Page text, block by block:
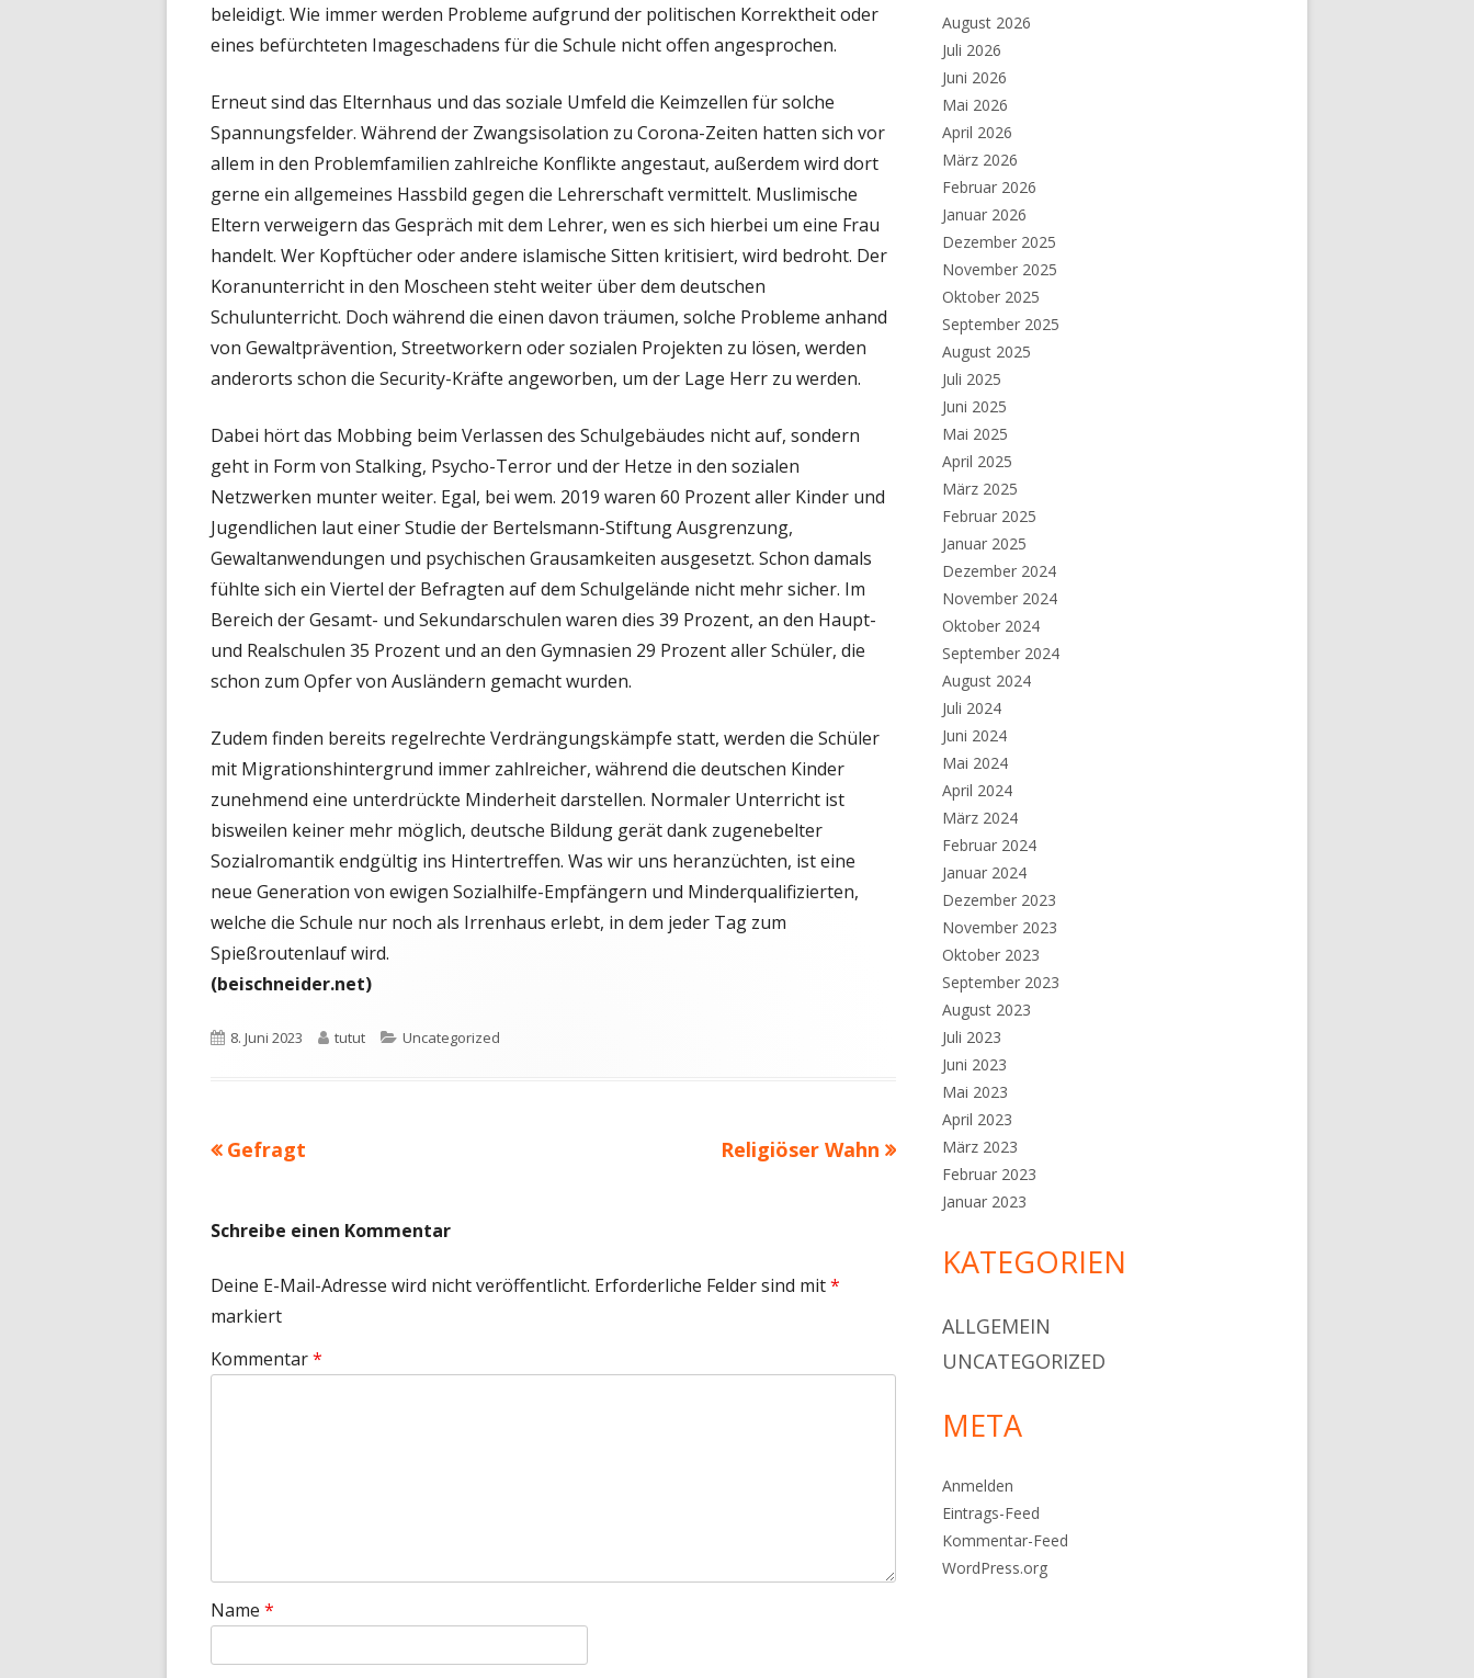
beleidigt. Wie immer werden Probleme aufgrund der politischen Korrektheit oder
eines befürchteten Imageschadens für die Schule nicht offen angesprochen.
Erneut sind das Elternhaus und das soziale Umfeld die Keimzellen für solche
Spannungsfelder. Während der Zwangsisolation zu Corona-Zeiten hatten sich vor
allem in den Problemfamilien zahlreiche Konflikte angestaut, außerdem wird dort
gerne ein allgemeines Hassbild gegen die Lehrerschaft vermittelt. Muslimische
Eltern verweigern das Gespräch mit dem Lehrer, wen es sich hierbei um eine Frau
handelt. Wer Kopftücher oder andere islamische Sitten kritisiert, wird bedroht. Der
Koranunterricht in den Moscheen steht weiter über dem deutschen
Schulunterricht. Doch während die einen davon träumen, solche Probleme anhand
von Gewaltprävention, Streetworkern oder sozialen Projekten zu lösen, werden
anderorts schon die Security-Kräfte angeworben, um der Lage Herr zu werden.
Dabei hört das Mobbing beim Verlassen des Schulgebäudes nicht auf, sondern
geht in Form von Stalking, Psycho-Terror und der Hetze in den sozialen
Netzwerken munter weiter. Egal, bei wem. 2019 waren 60 Prozent aller Kinder und
Jugendlichen laut einer Studie der Bertelsmann-Stiftung Ausgrenzung,
Gewaltanwendungen und psychischen Grausamkeiten ausgesetzt. Schon damals
fühlte sich ein Viertel der Befragten auf dem Schulgelände nicht mehr sicher. Im
Bereich der Gesamt- und Sekundarschulen waren dies 39 Prozent, an den Haupt-
und Realschulen 35 Prozent und an den Gymnasien 29 Prozent aller Schüler, die
schon zum Opfer von Ausländern gemacht wurden.
Zudem finden bereits regelrechte Verdrängungskämpfe statt, werden die Schüler
mit Migrationshintergrund immer zahlreicher, während die deutschen Kinder
zunehmend eine unterdrückte Minderheit darstellen. Normaler Unterricht ist
bisweilen keiner mehr möglich, deutsche Bildung gerät dank zugenebelter
Sozialromantik endgültig ins Hintertreffen. Was wir uns heranzüchten, ist eine
neue Generation von ewigen Sozialhilfe-Empfängern und Minderqualifizierten,
welche die Schule nur noch als Irrenhaus erlebt, in dem jeder Tag zum
Spießroutenlauf wird.
(beischneider.net)
Veröffentlicht
8. Juni 2023 Autor
tutut Kategorien
Uncategorized
Beitragsnavigation
Vorheriger
Gefragt
Nächster
Religiöser Wahn
Schreibe einen Kommentar
Deine E-Mail-Adresse wird nicht veröffentlicht. Erforderliche Felder sind mit*
markiert
Kommentar*
Name *
August 2026
Juli 2026
Juni 2026
Mai 2026
April 2026
März 2026
Februar 2026
Januar 2026
Dezember 2025
November 2025
Oktober 2025
September 2025
August 2025
Juli 2025
Juni 2025
Mai 2025
April 2025
März 2025
Februar 2025
Januar 2025
Dezember 2024
November 2024
Oktober 2024
September 2024
August 2024
Juli 2024
Juni 2024
Mai 2024
April 2024
März 2024
Februar 2024
Januar 2024
Dezember 2023
November 2023
Oktober 2023
September 2023
August 2023
Juli 2023
Juni 2023
Mai 2023
April 2023
März 2023
Februar 2023
Januar 2023
KATEGORIEN
ALLGEMEIN
UNCATEGORIZED
META
Anmelden
Eintrags-Feed
Kommentar-Feed
WordPress.org